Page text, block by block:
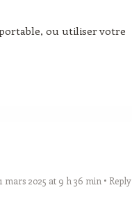
ou utiliser votre
mars 2025 at 9 h 36 min Reply